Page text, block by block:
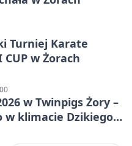
Turniej Karate
CUP w Żorach
w Twinpigs Żory –
w klimacie Dzikiego